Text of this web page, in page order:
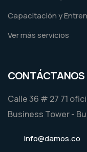
Capacitación y
Ver más servicios
CONTÁCTANOS
Calle 36 # 27 71
Business Tower -
info@damos.co